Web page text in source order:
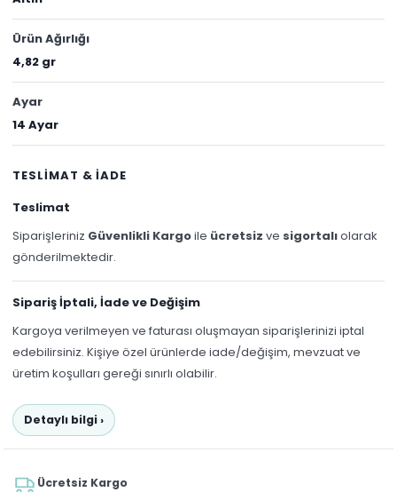
Ürün Ağırlığı
4,82 gr
Ayar
14 Ayar
TESLİMAT & İADE
Teslimat
Siparişleriniz Güvenlikli Kargoile ücretsiz ve sigortalıolarak
gönderilmektedir.
Sipariş İptali, İade ve Değişim
Kargoya verilmeyen ve faturası oluşmayan siparişlerinizi iptal
edebilirsiniz. Kişiye özel ürünlerde iade/değişim, mevzuat ve
üretim koşulları gereği sınırlı olabilir.
Detaylı bilgi ›
Ücretsiz Kargo